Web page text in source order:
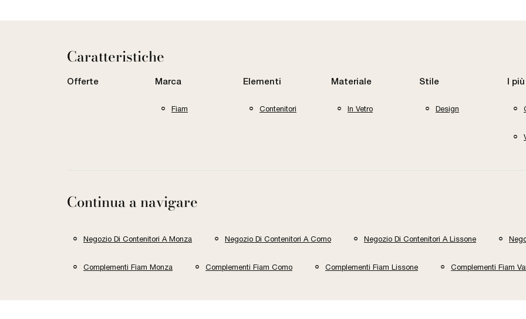
Caratteristiche
Offerte Marca
Fiam
Elementi
Contenitori
Materiale
In Vetro
Stile
Design
I
Continua a navigare
Negozio Di Contenitori A Monza Negozio Di Contenitori A Como Negozio Di Contenitori A Lissone
Complementi Fiam Monza Complementi Fiam Como Complementi Fiam Lissone Complementi Fiam